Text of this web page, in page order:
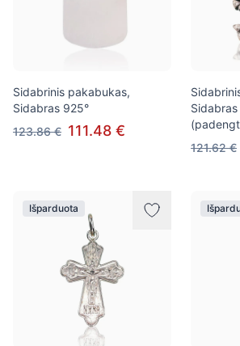
Sidabrinis pakabukas,
Sidabras 925°
123.86 € 111.48 €
121.62 €
Išparduota